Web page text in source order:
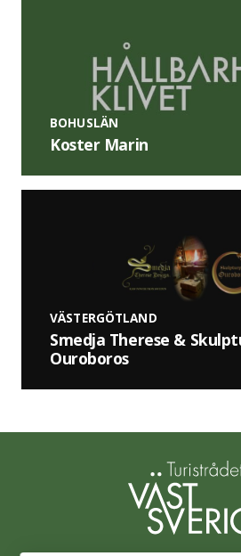
BOHUSLÄN
Koster Marin
VÄSTERGÖTLAND
Smedja Therese &
Ouroboros